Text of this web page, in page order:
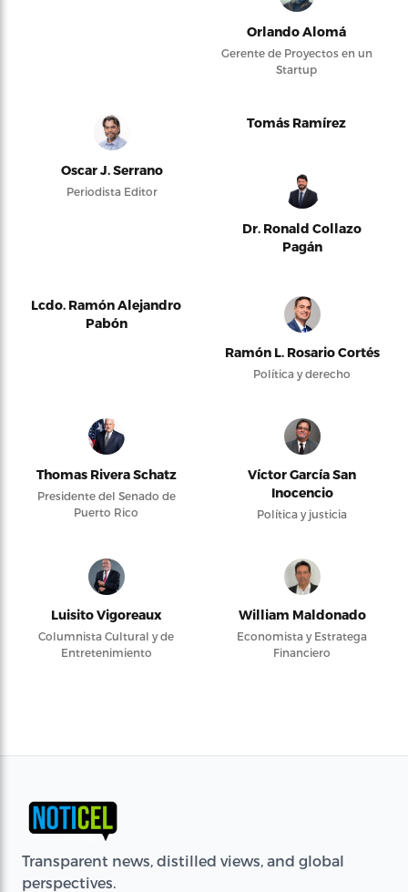
Orlando Alomá
Gerente de Proyectos en un
Startup
Oscar J. Serrano
Periodista Editor
Tomás Ramírez
Dr. Ronald Collazo
Pagán
Lcdo. Ramón Alejandro
Pabón
Ramón L. Rosario Cortés
Política y derecho
Thomas Rivera Schatz
Presidente del Senado de
Puerto Rico
Víctor García San
Inocencio
Política y justicia
Luisito Vigoreaux
Columnista Cultural y de
Entretenimiento
William Maldonado
Economista y Estratega
Financiero
Transparent news, distilled views, and global
perspectives.